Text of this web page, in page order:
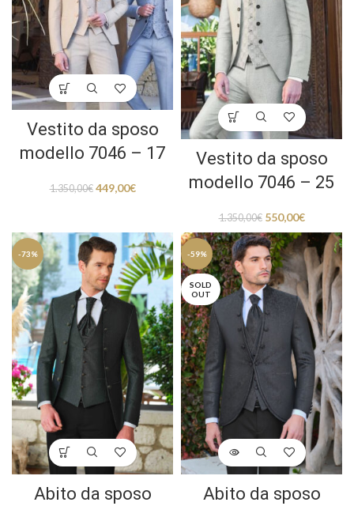
Vestito da sposo
modello 7046 – 17
1.350,00€ 449,00€
Vestito da sposo
modello 7046 – 25
1.350,00€ 550,00€
-73%
Abito da sposo
-59%
SOLD
OUT
Abito da sposo